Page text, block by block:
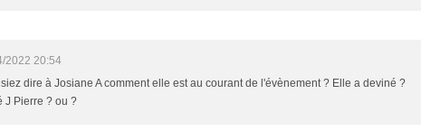
2022 20:54
dire à Josiane A comment elle est au courant de l'évènement ? Elle a deviné ?
J Pierre ? ou ?